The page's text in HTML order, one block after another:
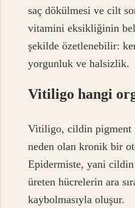
saç dökülmesi ve cilt
vitamini eksikliğinin
şekilde özetlenebilir:
yorgunluk ve halsizlik.
Vitiligo hangi
Vitiligo, cildin pigment
neden olan kronik bir
Epidermiste, yani cildin
üreten hücrelerin ara
kaybolmasıyla oluşur.